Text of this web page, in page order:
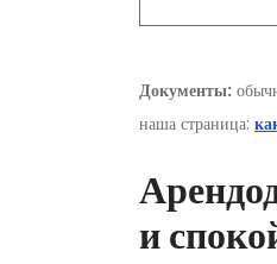
Документы:
наша страница:
и